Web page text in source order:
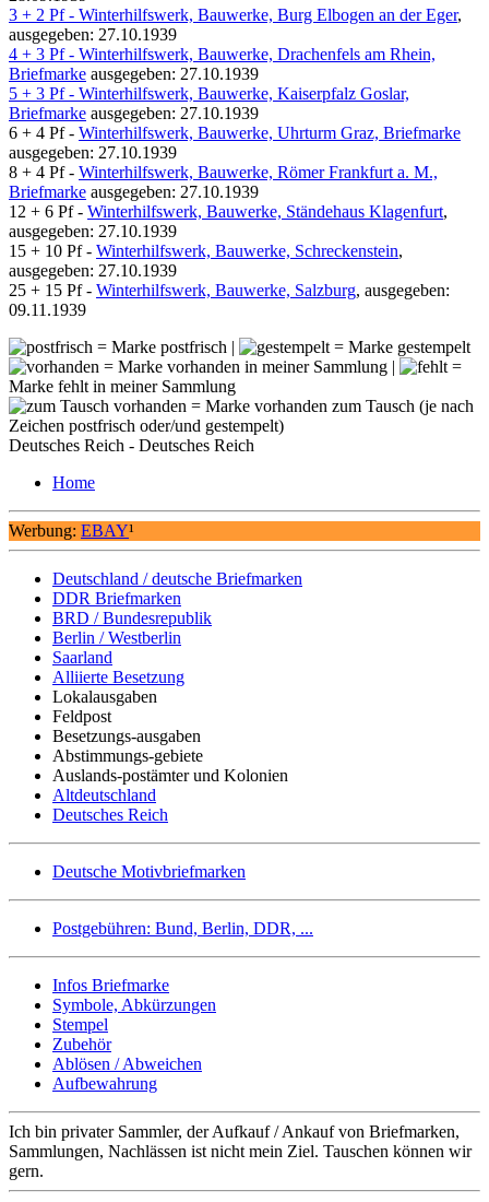
3 + 2 Pf - Winterhilfswerk, Bauwerke, Burg Elbogen an der Eger,
ausgegeben: 27.10.1939
4 + 3 Pf - Winterhilfswerk, Bauwerke, Drachenfels am Rhein,
Briefmarke ausgegeben: 27.10.1939
5 + 3 Pf - Winterhilfswerk, Bauwerke, Kaiserpfalz Goslar,
Briefmarke ausgegeben: 27.10.1939
6 + 4 Pf - Winterhilfswerk, Bauwerke, Uhrturm Graz, Briefmarke
ausgegeben: 27.10.1939
8 + 4 Pf - Winterhilfswerk, Bauwerke, Römer Frankfurt a. M.,
Briefmarke ausgegeben: 27.10.1939
12 + 6 Pf - Winterhilfswerk, Bauwerke, Ständehaus Klagenfurt,
ausgegeben: 27.10.1939
15 + 10 Pf - Winterhilfswerk, Bauwerke, Schreckenstein,
ausgegeben: 27.10.1939
25 + 15 Pf - Winterhilfswerk, Bauwerke, Salzburg, ausgegeben:
09.11.1939
= Marke postfrisch |
= Marke gestempelt
= Marke vorhanden in meiner Sammlung |
=
Marke fehlt in meiner Sammlung
= Marke vorhanden zum Tausch (je nach
Zeichen postfrisch oder/und gestempelt)
Deutsches Reich - Deutsches Reich
Home
Werbung: EBAY¹
Deutschland / deutsche Briefmarken
DDR Briefmarken
BRD / Bundesrepublik
Berlin / Westberlin
Saarland
Alliierte Besetzung
Lokalausgaben
Feldpost
Besetzungs-ausgaben
Abstimmungs-gebiete
Auslands-postämter und Kolonien
Altdeutschland
Deutsches Reich
Deutsche Motivbriefmarken
Postgebühren: Bund, Berlin, DDR, ...
Infos Briefmarke
Symbole, Abkürzungen
Stempel
Zubehör
Ablösen / Abweichen
Aufbewahrung
Ich bin privater Sammler, der Aufkauf / Ankauf von Briefmarken,
Sammlungen, Nachlässen ist nicht mein Ziel. Tauschen können wir
gern.